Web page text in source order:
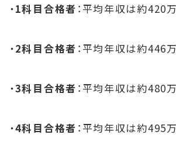
・1科目合格者 ：​平均年収は約420
・2科目合格者 ：​平均年収は約446
・3科目合格者 ：​平均年収は約480
・4科目合格者 ：​平均年収は約495